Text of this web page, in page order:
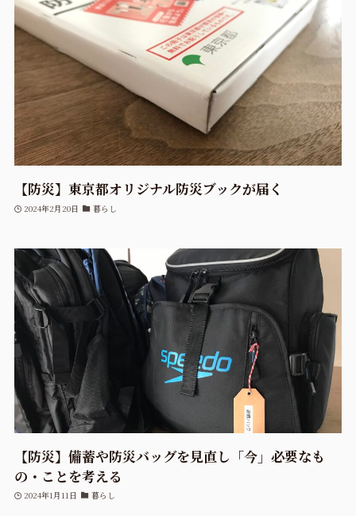
【防災】東京都オリジナル防災ブックが届く
2024年2月20日 暮らし
【防災】備蓄や防災バッグを見直し「今」必要なも
の・ことを考える
2024年1月11日 暮らし